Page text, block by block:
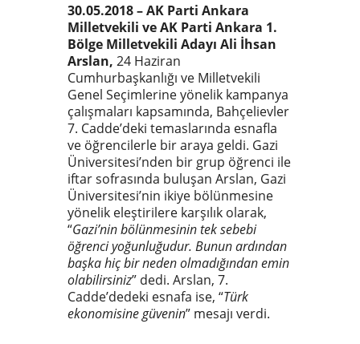
30.05.2018 – AK Parti Ankara
Milletvekili ve AK Parti Ankara 1.
Bölge Milletvekili Adayı Ali İhsan
Arslan, 24 Haziran
Cumhurbaşkanlığı ve Milletvekili
Genel Seçimlerine yönelik kampanya
çalışmaları kapsamında, Bahçelievler
7. Cadde’deki temaslarında esnafla
ve öğrencilerle bir araya geldi. Gazi
Üniversitesi’nden bir grup öğrenci ile
iftar sofrasında buluşan Arslan, Gazi
Üniversitesi’nin ikiye bölünmesine
yönelik eleştirilere karşılık olarak,
“Gazi’nin bölünmesinin tek sebebi
öğrenci yoğunluğudur. Bunun ardından
başka hiç bir neden olmadığından emin
olabilirsiniz” dedi. Arslan, 7.
Cadde’dedeki esnafa ise, “Türk
ekonomisine güvenin” mesajı verdi.